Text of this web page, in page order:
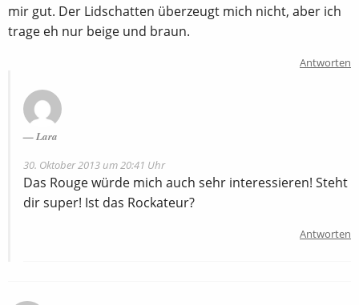
mir gut. Der Lidschatten überzeugt mich nicht, aber ich
trage eh nur beige und braun.
Antworten
Lara
30. Oktober 2013 um 20:41 Uhr
Das Rouge würde mich auch sehr interessieren! Steht
dir super! Ist das Rockateur?
Antworten